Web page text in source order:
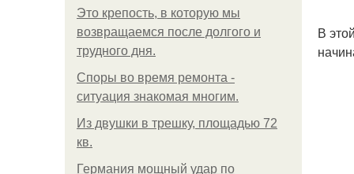
Это крепость, в которую мы
возвращаемся после долгого и
трудного дня.
Споры во время ремонта -
ситуация знакомая многим.
Из двушки в трешку, площадью 72
кв.
Германия мощный удар по
В